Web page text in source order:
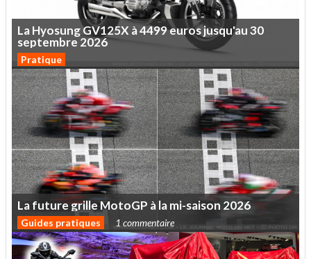
LaHyosungGV125X à4499eurosjusqu'au30
septembre2026
Pratique
Lafuturegrille MotoGP àlami-saison 2026
Guides pratiques 1 commentaire